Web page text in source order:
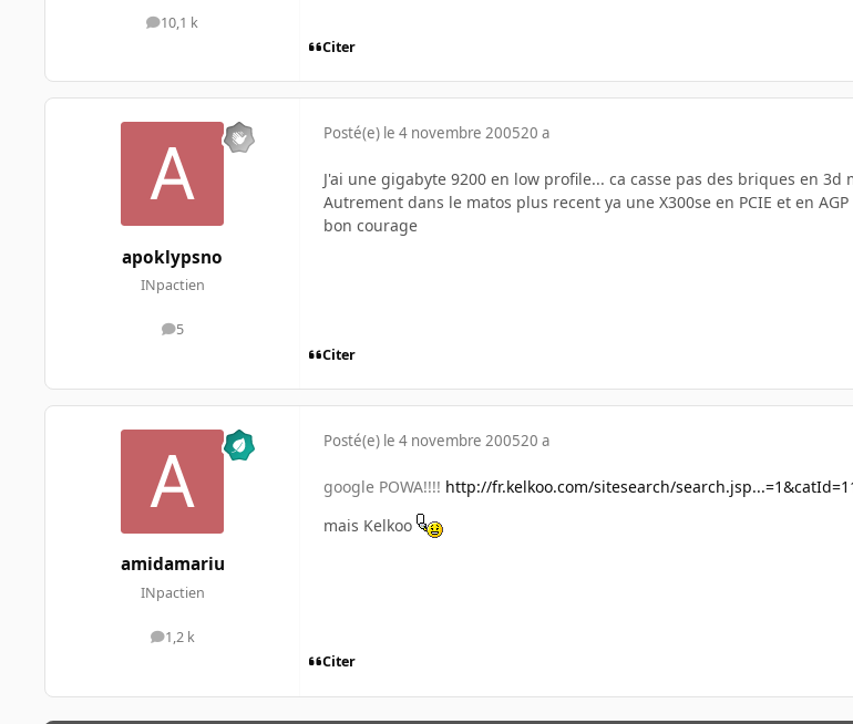
10,1 k
messages
Citer
apoklypsno
INpactien
5
messages
Posté(e) le 4 novembre 200520 a
J'ai une gigabyte 9200 en low profile... ca casse pas des briques en
Autrement dans le matos plus recent ya une X300se en PCIE et en
bon courage
Citer
amidamariu
INpactien
1,2 k
messages
Posté(e) le 4 novembre 200520 a
google POWA!!!! http://fr.kelkoo.com/sitesearch/
mais Kelkoo
Citer